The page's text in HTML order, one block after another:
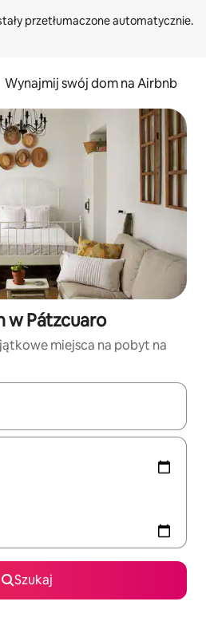
Wynajmij swój dom na Airbnb
w Pátzcuaro
miejsca na pobyt na
możesz poruszać się po nich za
Szukaj